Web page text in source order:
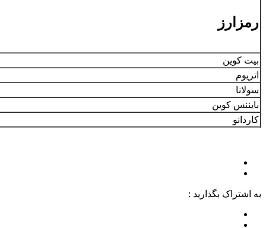
رمزارز
بیت کوین
اتریوم
سولانا
بایننس کوین
کاردانو
به اشتراک بگذارید :